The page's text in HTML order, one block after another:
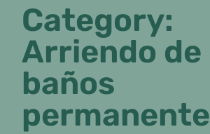
Category:
Arriendo de
baños
permanente